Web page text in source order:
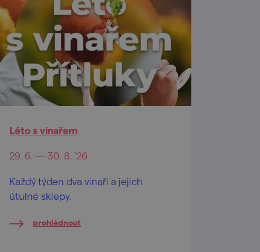
Léto s vinařem
29. 6. — 30. 8. '26
Každý týden dva vinaři a jejich
útulné sklepy.
prohlédnout